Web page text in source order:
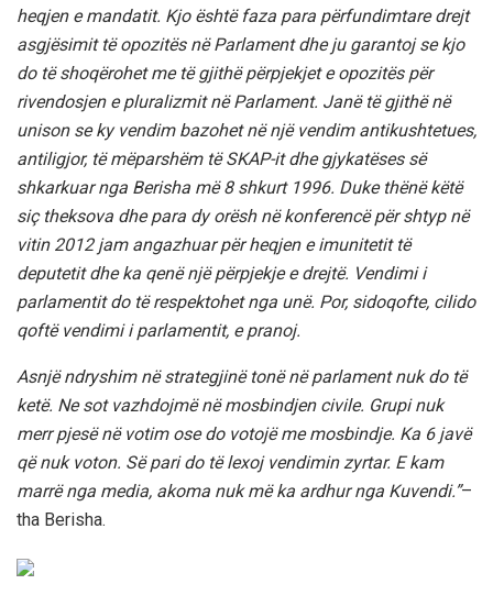
heqjen e mandatit. Kjo është faza para përfundimtare drejt
asgjësimit të opozitës në Parlament dhe ju garantoj se kjo
do të shoqërohet me të gjithë përpjekjet e opozitës për
rivendosjen e pluralizmit në Parlament. Janë të gjithë në
unison se ky vendim bazohet në një vendim antikushtetues,
antiligjor, të mëparshëm të SKAP-it dhe gjykatëses së
shkarkuar nga Berisha më 8 shkurt 1996. Duke thënë këtë
siç theksova dhe para dy orësh në konferencë për shtyp në
vitin 2012 jam angazhuar për heqjen e imunitetit të
deputetit dhe ka qenë një përpjekje e drejtë. Vendimi i
parlamentit do të respektohet nga unë. Por, sidoqofte, cilido
qoftë vendimi i parlamentit, e pranoj.
Asnjë ndryshim në strategjinë tonë në parlament nuk do të
ketë. Ne sot vazhdojmë në mosbindjen civile. Grupi nuk
merr pjesë në votim ose do votojë me mosbindje. Ka 6 javë
që nuk voton. Së pari do të lexoj vendimin zyrtar. E kam
marrë nga media, akoma nuk më ka ardhur nga Kuvendi.”–
tha Berisha.